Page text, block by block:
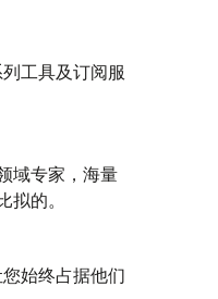
工具及订阅服
域专家，海量
的。
始终占据他们